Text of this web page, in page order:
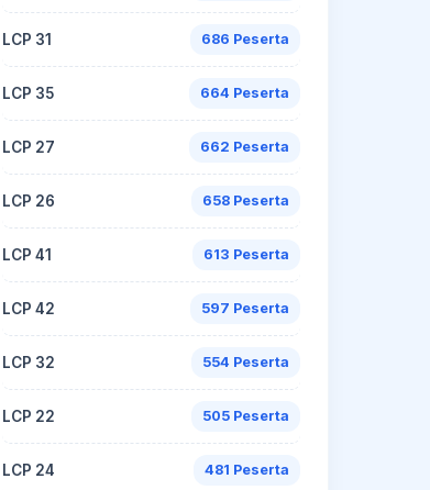
LCP 31 686 Peserta
LCP 35 664 Peserta
LCP 27 662 Peserta
LCP 26 658 Peserta
LCP 41 613 Peserta
LCP 42 597 Peserta
LCP 32 554 Peserta
LCP 22 505 Peserta
LCP 24 481 Peserta